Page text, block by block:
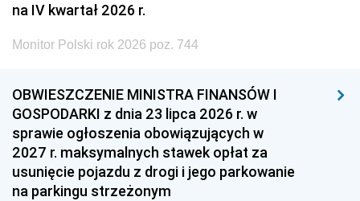
na IV kwartał 2026 r.
Monitor Polski rok 2026 poz. 744
OBWIESZCZENIE MINISTRA FINANSÓW I
GOSPODARKI z dnia 23 lipca 2026 r. w
sprawie ogłoszenia obowiązujących w
2027 r. maksymalnych stawek opłat za
usunięcie pojazdu z drogi i jego parkowanie
na parkingu strzeżonym